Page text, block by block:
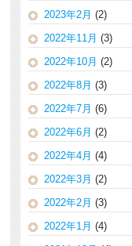
2023年2月 (2)
2022年11月 (3)
2022年10月 (2)
2022年8月 (3)
2022年7月 (6)
2022年6月 (2)
2022年4月 (4)
2022年3月 (2)
2022年2月 (3)
2022年1月 (4)